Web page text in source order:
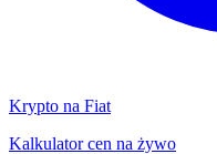
Krypto na Fiat
Kalkulator cen na żywo